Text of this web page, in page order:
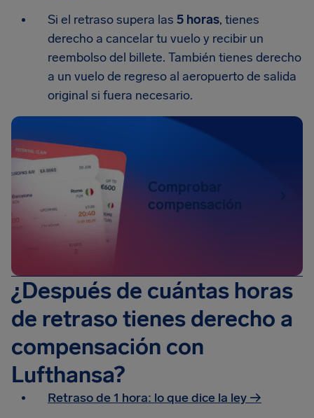
Si el retraso supera las 5 horas, tienes
derecho a cancelar tu vuelo y recibir un
reembolso del billete. También tienes derecho
a un vuelo de regreso al aeropuerto de salida
original si fuera necesario.
Comprobar
compensación
¿Después de cuántas horas
de retraso tienes derecho a
compensación con
Lufthansa?
Retraso de 1 hora: lo que dice la ley →